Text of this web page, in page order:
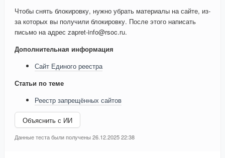
Чтобы снять блокировку, нужно убрать материалы на сайте, из-
за которых вы получили блокировку. После этого написать
письмо на адрес zapret-info@rsoc.ru.
Дополнительная информация
Сайт Единого реестра
Статьи по теме
Реестр запрещённых сайтов
Объяснить с ИИ
Данные теста были получены 26.12.2025 22:38